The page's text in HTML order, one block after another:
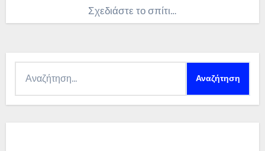
Σχεδιάστε το σπίτι…